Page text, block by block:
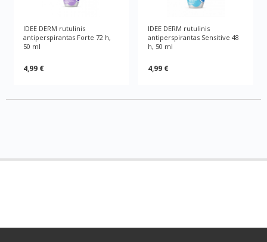
IDEE DERM rutulinis
antiperspirantas Forte 72 h,
50 ml
4,99 €
IDEE DERM rutulinis
antiperspirantas Sensitive 48
h, 50 ml
4,99 €